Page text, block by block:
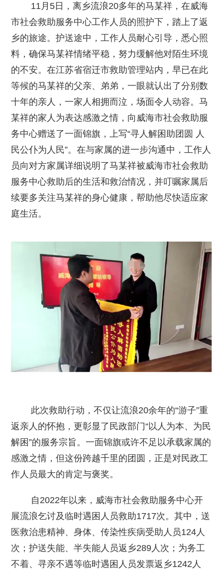
11月5日，离乡流浪20多年的马某祥，在威海
市社会救助服务中心工作人员的照护下，踏上了返
乡的旅途。护送途中，工作人员耐心引导，悉心照
料，确保马某祥情绪平稳，努力缓解他对陌生环境
的不安。在江苏省宿迁市救助管理站内，早已在此
等候的马某祥的父亲、弟弟，一眼就认出了分别数
十年的亲人，一家人相拥而泣，场面令人动容。马
某祥的家人为表达感激之情，向威海市社会救助服
务中心赠送了一面锦旗，上写“寻人解困助团圆 人
民公仆为人民”。在与家属的进一步沟通中，工作人
员向对方家属详细说明了马某祥被威海市社会救助
服务中心救助后的生活和救治情况，并叮嘱家属后
续要多关注马某祥的身心健康，帮助他尽快适应家
庭生活。
此次救助行动，不仅让流浪20余年的“游子”重
返亲人的怀抱，更彰显了民政部门“以人为本、为民
解困”的服务宗旨。一面锦旗或许不足以承载家属的
感激之情，但这份跨越千里的团圆，正是对民政工
作人员最大的肯定与褒奖。
自2022年以来，威海市社会救助服务中心开
展流浪乞讨及临时遇困人员救助1717次。其中，送
医救治患精神、身体、传染性疾病受助人员124人
次；护送失能、半失能人员返乡289人次；为务工
不着、寻亲不遇等临时遇困人员发票返乡1242人